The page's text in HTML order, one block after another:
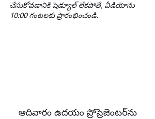
చేసుకోవడానికి షెడ్యూల్ లేకపోతే, వీడియోను
10:00 గంటలకు ప్రారంభించండి.
ఆదివారం ఉదయం ప్రోప్రెజెంటర్‌ను